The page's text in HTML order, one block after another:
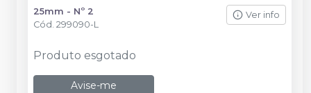
25mm - Nº 2
Cód. 299090-L
Ver info
Produto esgotado
Avise-me